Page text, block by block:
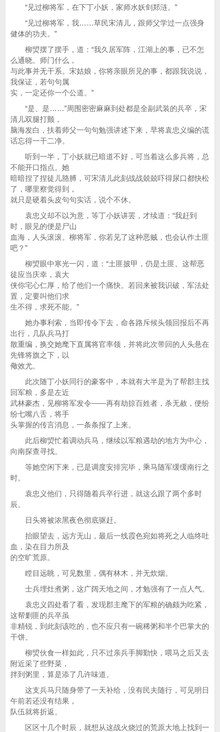
“见过柳将军，在下丁小妖，家师水妖剑郑涟。”
“见过柳将军，我……草民宋清儿，跟师父学过一点强身
健体的功夫。”
柳焽摆了摆手，道：“我久居军阵，江湖上的事，已不怎
么通晓。师门什么，
与此事并无干系。宋姑娘，你将亲眼所见的事，都跟我说说，
我保证，若句句属
实，一定还你一个公道。”
“是、是……”周围密密麻麻到处都是全副武装的兵卒，宋
清儿双腿打颤，
脑海发白，扶着师父一句句勉强讲述下来，早将袁忠义编的谎
话忘得一干二净。
听到一半，丁小妖就已暗道不好，可当着这么多兵将，总
不能开口指点。她
暗暗捏了捏徒儿胳膊，可宋清儿此刻战战兢兢吓得尿口都快松
了，哪里察觉得到，
就只是硬着头皮句句实话，说个不休。
袁忠义却不以为意，等丁小妖讲罢，才续道：“我赶到
时，眼见的便是尸山
血海，人头滚滚。柳将军，你若见了这种恶贼，也会认作土匪
吧？”
柳焽眼中寒光一闪，道：“土匪披甲，仍是土匪。这帮恶
徒应当庆幸，袁大
侠你宅心仁厚，给了他们一个痛快。若回来被我识破，军法处
置，定要叫他们求
生不得，求死不能。”
她办事利索，当即传令下去，命各路斥候头领回报后不再
出行，几队兵马打
散重编，换交她麾下直属将官率领，并将此次带回的人头悬在
先锋将旗之下，以
儆效尤。
此次随丁小妖同行的豪客中，本就有大半是为了帮郡主找
回军粮，多是左近
武林豪杰，见柳将军发令——再有劫掠百姓者，杀无赦，便纷
纷七嘴八舌，将手
头掌握的传言消息，一条条报了上来。
此后柳焽忙着调动兵马，继续以军粮遇劫的地方为中心，
向南探查寻找。
等她空闲下来，已是调度安排完毕，乘马随军缓缓南行之
时。
袁忠义他们，只得随着兵卒行进，就这么跟了两个多时
辰。
日头将被浓黑夜色彻底驱赶。
抬眼望去，远方无山，最后一线霞色宛如将死之人临终吐
血，染在目力所及
的空旷荒原。
瞠目远眺，可见数里，偶有林木，并无炊烟。
士兵埋灶煮粥，这广阔天地之间，才勉强有了一点人气。
袁忠义四处看了看，发现郡主麾下的军粮的确颇为吃紧，
这帮剿匪的兵卒虽
非精锐，到此刻该吃的，也不应只有一碗稀粥和半个巴掌大的
干饼。
柳焽伙食一样如此，只不过亲兵手脚勤快，喂马之后又去
附近采了些野菜，
拌到粥里，算是添了几许味道。
这支兵马只随身带了一天补给，没有民夫随行，可见明日
午前若还没有结果，
队伍就将折返。
区区十几个时辰，就想从这战火烧过的荒原大地上找到一